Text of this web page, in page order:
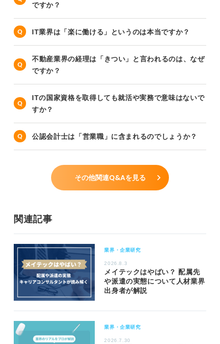
ですか？
IT業界は「楽に働ける」というのは本当ですか？
不動産業界の経理は「きつい」と言われるのは、なぜ
ですか？
ITの国家資格を取得しても就活や実務で意味はないで
すか？
公認会計士は「営業職」に含まれるのでしょうか？
その他関連Q&Aを見る
関連記事
業界・企業研究
2026.8.3
メイテックはやばい？ 配属先
や派遣の実態について人材業界
出身者が解説
業界・企業研究
2026.7.30